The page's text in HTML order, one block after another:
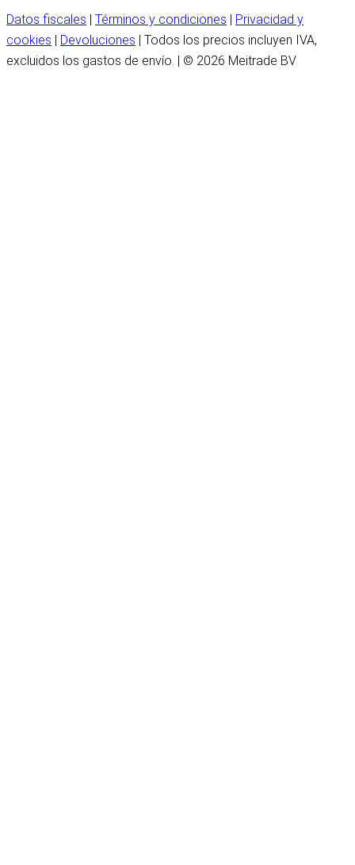
Datos fiscales | Términos y condiciones | Privacidad y
cookies | Devoluciones | Todos los precios incluyen IVA,
excluidos los gastos de envío. | © 2026 Meitrade BV